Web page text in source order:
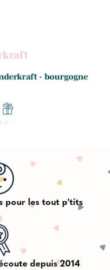
- bourgogne
pour les tout p'tits
depuis 2014